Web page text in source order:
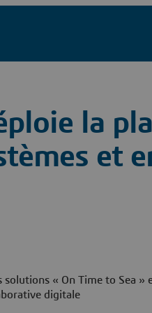
la
et
solutions « On Time to Sea »
digitale